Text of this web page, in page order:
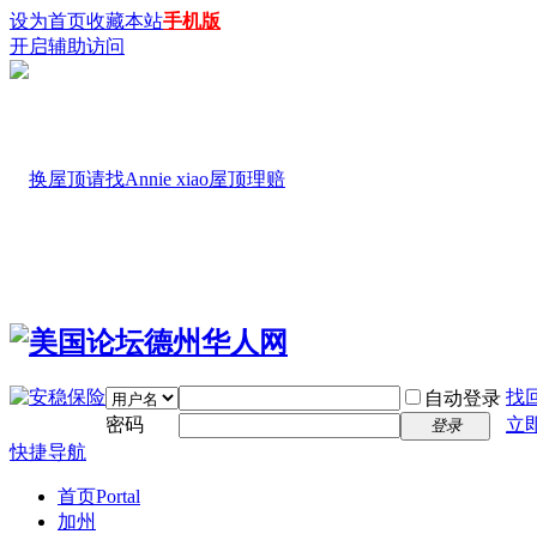
设为首页收藏本站手机版
开启辅助访问
自动登录 找
密码
登录
立
快捷导航
首页Portal
加州